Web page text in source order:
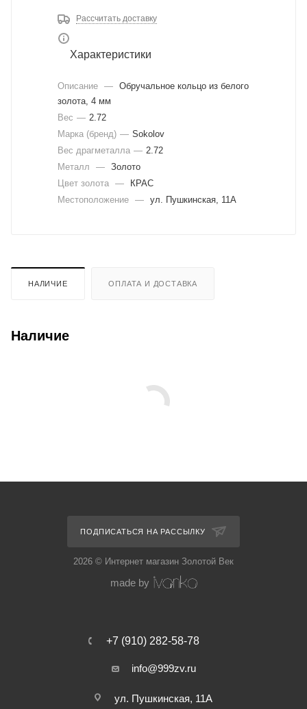
Рассчитать доставку
Характеристики
Описание — Обручальное кольцо из белого
золота, 4 мм
Вес драгметалла — 2.72
Марка (бренд) — Sokolov
Вес — 2.72
Металл — Золото
Цвет золота —
КРАС
Местоположение — ул. Пушкинская, 11А
НАЛИЧИЕ ОПЛАТА И ДОСТАВКА
Наличие
ПОДПИСАТЬСЯ НА РАССЫЛКУ
2026 © Интернет магазин Золотой Век
made by
+7 (910) 282-58-78
info@999zv.ru
ул. Пушкинская, 11А